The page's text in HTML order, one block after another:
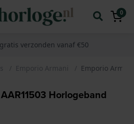
0
verzonden vanaf €50
Emporio Armani Emporio
Horlogeband